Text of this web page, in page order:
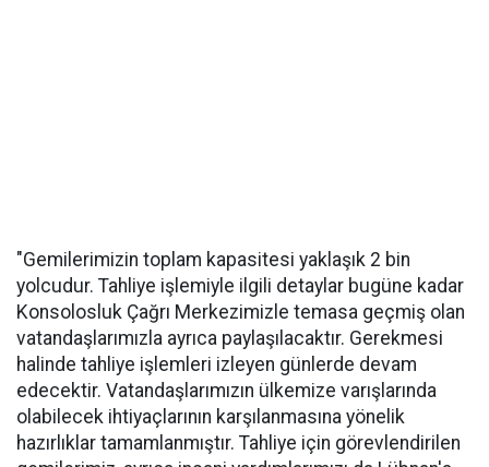
"Gemilerimizin toplam kapasitesi yaklaşık 2 bin
yolcudur. Tahliye işlemiyle ilgili detaylar bugüne kadar
Konsolosluk Çağrı Merkezimizle temasa geçmiş olan
vatandaşlarımızla ayrıca paylaşılacaktır. Gerekmesi
halinde tahliye işlemleri izleyen günlerde devam
edecektir. Vatandaşlarımızın ülkemize varışlarında
olabilecek ihtiyaçlarının karşılanmasına yönelik
hazırlıklar tamamlanmıştır. Tahliye için görevlendirilen